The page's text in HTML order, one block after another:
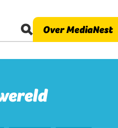
Over MediaNest